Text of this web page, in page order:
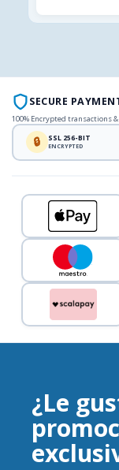
SECURE
100% Encrypted transactions
🔒 SSL 256-BIT
ENCRYPTED
¿Le